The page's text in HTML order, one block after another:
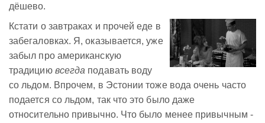
дёшево.
Кстати о завтраках и прочей еде в
забегаловках. Я, оказывается, уже
забыл про американскую
традицию всегда подавать воду
со льдом. Впрочем, в Эстонии тоже вода очень часто
подается со льдом, так что это было даже
относительно привычно. Что было менее привычным -